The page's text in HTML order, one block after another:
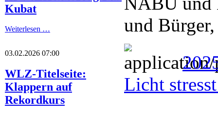
Kubat
Weiterlesen …
03.02.2026 07:00
WLZ-Titelseite:
Klappern auf
Rekordkurs
und Bürger,
Licht